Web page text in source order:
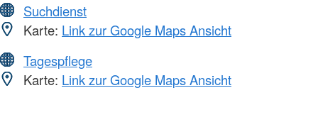
Suchdienst
Karte: Link zur Google Maps Ansicht
Tagespflege
Karte: Link zur Google Maps Ansicht